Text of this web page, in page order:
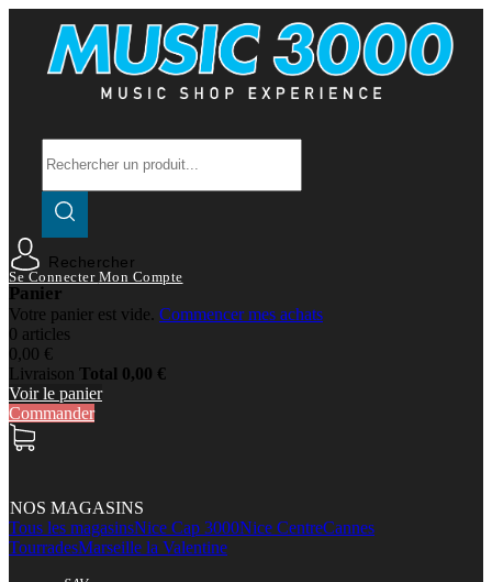
Rechercher
Se Connecter Mon Compte
Panier
Votre panier est vide. Commencer mes achats
0 articles
0,00 €
Livraison Total 0,00 €
Voir le panier
Commander
NOS MAGASINS
Tous les magasinsNice Cap 3000Nice CentreCannes
TourradesMarseille la Valentine